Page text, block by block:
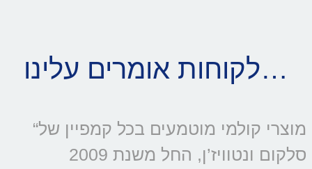
לקוחות אומרים עלינו…
“מוצרי קולמי מוטמעים בכל קמפיין של
סלקום ונטוויז’ן, החל משנת 2009